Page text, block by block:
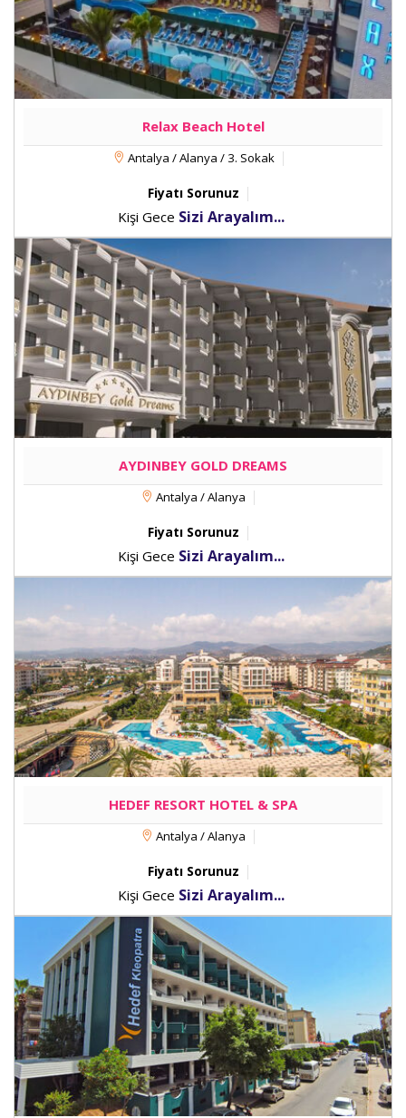
Relax Beach Hotel
Antalya / Alanya / 3. Sokak
Fiyatı Sorunuz
Kişi Gece Sizi Arayalım...
AYDINBEY GOLD DREAMS
Antalya / Alanya
Fiyatı Sorunuz
Kişi Gece Sizi Arayalım...
HEDEF RESORT HOTEL & SPA
Antalya / Alanya
Fiyatı Sorunuz
Kişi Gece Sizi Arayalım...